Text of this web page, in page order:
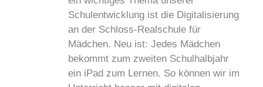
Schulentwicklung ist die Digitalisierung
an der Schloss-Realschule für
Mädchen. Neu ist: Jedes Mädchen
bekommt zum zweiten Schulhalbjahr
ein iPad zum Lernen. So können wir im